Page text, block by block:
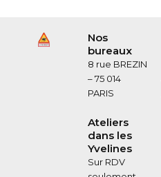
Nos
bureaux
8 rue BREZIN
– 75 014
PARIS
Ateliers
dans les
Yvelines
Sur RDV